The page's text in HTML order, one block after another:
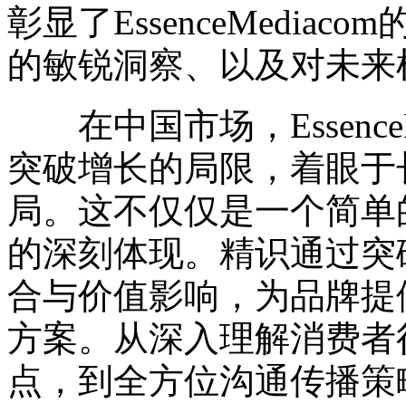
彰显了
的敏锐洞察、以及对未
在中国市场，
突破增长的局限，着眼
局。这不仅仅是一个简
的深刻体现。精识通过
合与价值影响，为品牌
方案。从深入理解消费
点，到全方位沟通传播